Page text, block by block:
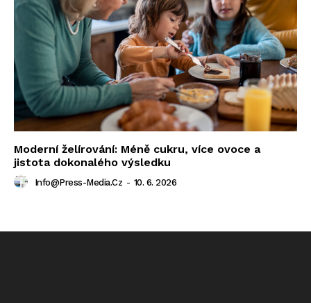
Moderní želírování: Méně cukru, více ovoce a
jistota dokonalého výsledku
Info@press-Media.cz - 10. 6. 2026